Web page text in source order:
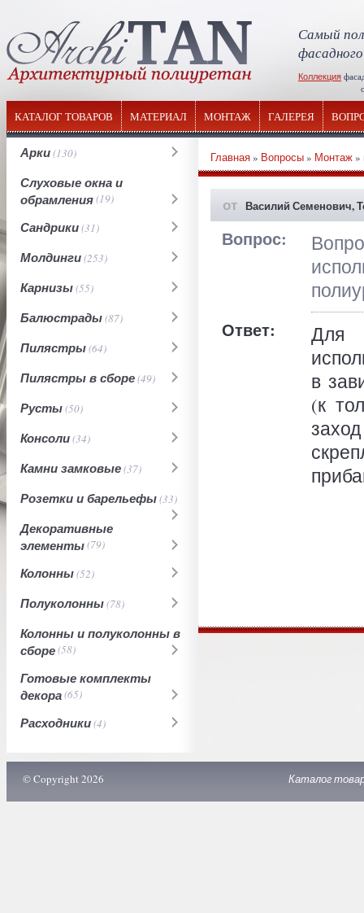
Самый
Коллекция
КАТАЛОГ ТОВАРОВ МАТЕРИАЛ МОНТАЖ ГАЛЕРЕЯ
Арки(130)
Слуховые окна и
обрамления(19)
Сандрики(31)
Молдинги(253)
Карнизы(55)
Балюстрады(87)
Пилястры(64)
Пилястры в сборе(49)
Русты(50)
Консоли(34)
Камни замковые(37)
Розетки и барельефы(33)
Декоративные
элементы(79)
Колонны(52)
Полуколонны(78)
Колонны и полуколонны в
сборе(58)
Готовые комплекты
декора(65)
Расходники(4)
Главная» Вопросы» Монтаж»
от Василий Семенович,
Вопрос:
Ответ:
Для
в
(к
© Copyright 2026 Каталог